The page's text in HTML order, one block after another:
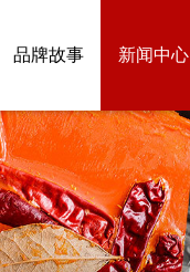
品牌故事 新闻中心